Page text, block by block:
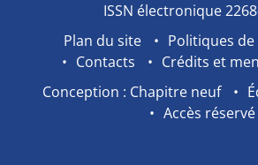
ISSN électronique
Plan du site
Politiques
Contacts
Crédits et
Conception : Chapitre neuf
Accès réservé